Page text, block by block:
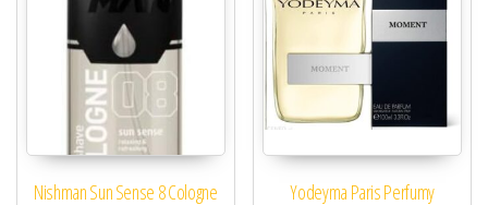
Nishman Sun Sense 8 Cologne Yodeyma Paris Perfumy